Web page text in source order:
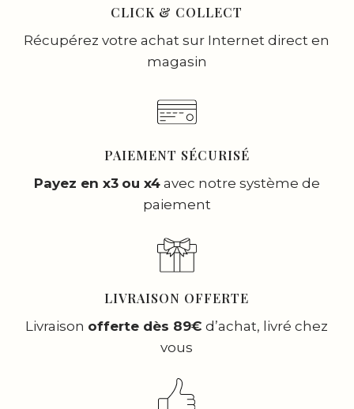
CLICK & COLLECT
Récupérez votre achat sur Internet direct en
magasin
PAIEMENT SÉCURISÉ
Payez en x3 ou x4avec notre système de
paiement
LIVRAISON OFFERTE
Livraison offerte dès 89€ d’achat, livré chez
vous